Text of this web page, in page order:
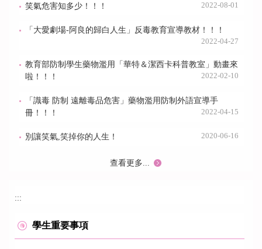
笑氣危害知多少！！！ 2022-08-01
「大愛劇場-阿良的歸白人生」反毒教育宣導教材！！！
2022-04-27
教育部防制學生藥物濫用「華特＆潔西卡科普教室」動畫來
啦！！！
2022-02-10
「識毒 防制 遠離毒品危害」藥物濫用防制外語宣導手
冊！！！
2022-04-15
別讓笑氣,笑掉你的人生！ 2020-06-16
查看更多...
:::
學生重要事項